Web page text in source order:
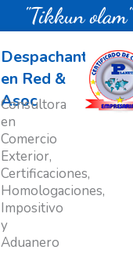
"Tikkun olam"
Despachantes
en Red &
Asoc
Consultora
en
Comercio
Exterior,
Certificaciones,
Homologaciones,
Impositivo
y
Aduanero